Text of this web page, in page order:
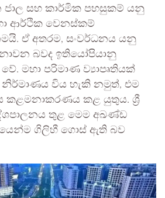
ජාල සහ කාර්මික පහසුකම් යනු
ආර්ථික වෙනස්කම්
ඒ අතරම, සංවර්ධනය යනු
බවද ඉතියෝපියානු
මහා පරිමාණ ව්‍යාපෘතියක්
විය හැකි නමුත්, එම
කළමනාකරණය කළ යුතුය. ශ්‍රී
තුළ මෙම අඛණ්ඩ
ගිලිහී ගොස් ඇති බව